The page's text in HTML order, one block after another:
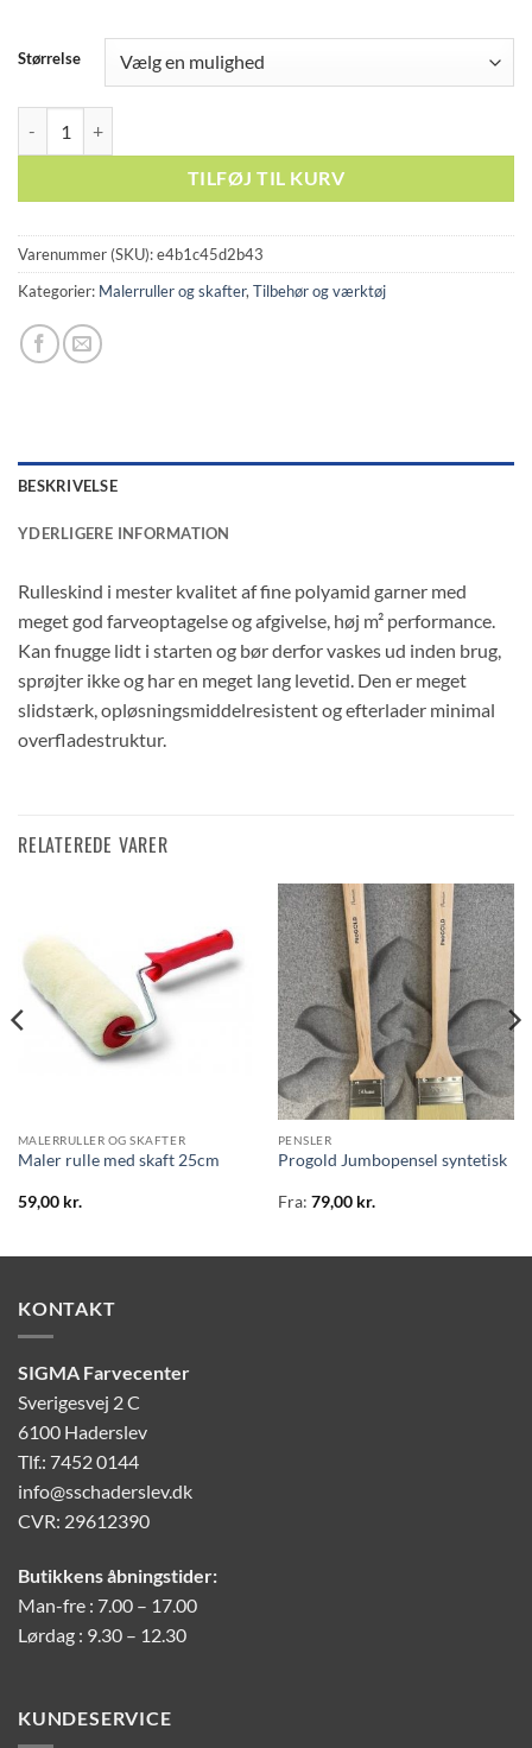
Størrelse
TILFØJ TIL KURV
Varenummer (SKU):e4b1c45d2b43
Kategorier: Malerruller og skafter,Tilbehør og værktøj
BESKRIVELSE
YDERLIGERE INFORMATION
Rulleskind i mester kvalitet af fine polyamid garner med
meget god farveoptagelse og afgivelse, høj m² performance.
Kan fnugge lidt i starten og bør derfor vaskes ud inden brug,
sprøjter ikke og har en meget lang levetid. Den er meget
slidstærk, opløsningsmiddelresistent og efterlader minimal
overfladestruktur.
RELATEREDE VARER
MALERRULLER OG SKAFTER
Maler rulle med skaft 25cm
59,00 kr.
PENSLER
Progold Jumbopensel syntetisk
Fra: 79,00 kr.
KONTAKT
SIGMA Farvecenter
Sverigesvej 2 C
6100 Haderslev
Tlf.: 7452 0144
info@sschaderslev.dk
CVR: 29612390
Butikkens åbningstider:
Man-fre : 7.00 – 17.00
Lørdag : 9.30 – 12.30
KUNDESERVICE